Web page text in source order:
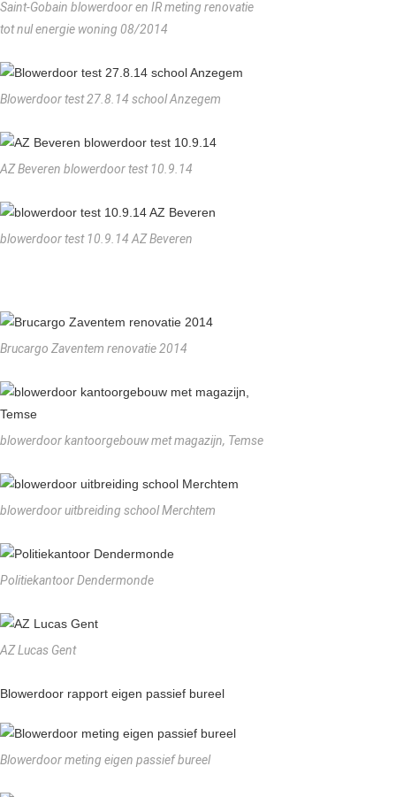
Saint-Gobain blowerdoor en IR meting renovatie
tot nul energie woning 08/2014
Blowerdoor test 27.8.14 school Anzegem
AZ Beveren blowerdoor test 10.9.14
blowerdoor test 10.9.14 AZ Beveren
Brucargo Zaventem renovatie 2014
blowerdoor kantoorgebouw met magazijn, Temse
blowerdoor uitbreiding school Merchtem
Politiekantoor Dendermonde
AZ Lucas Gent
Blowerdoor rapport eigen passief bureel
Blowerdoor meting eigen passief bureel